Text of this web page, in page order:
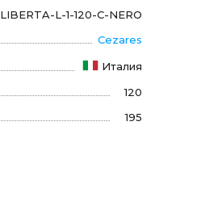
LIBERTA-L-1-120-C-NERO
Cezares
Италия
120
195